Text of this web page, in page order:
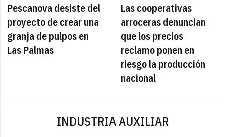
Pescanova desiste del
proyecto de crear una
granja de pulpos en
Las Palmas
Las cooperativas
arroceras denuncian
que los precios
reclamo ponen en
riesgo la producción
nacional
INDUSTRIA AUXILIAR